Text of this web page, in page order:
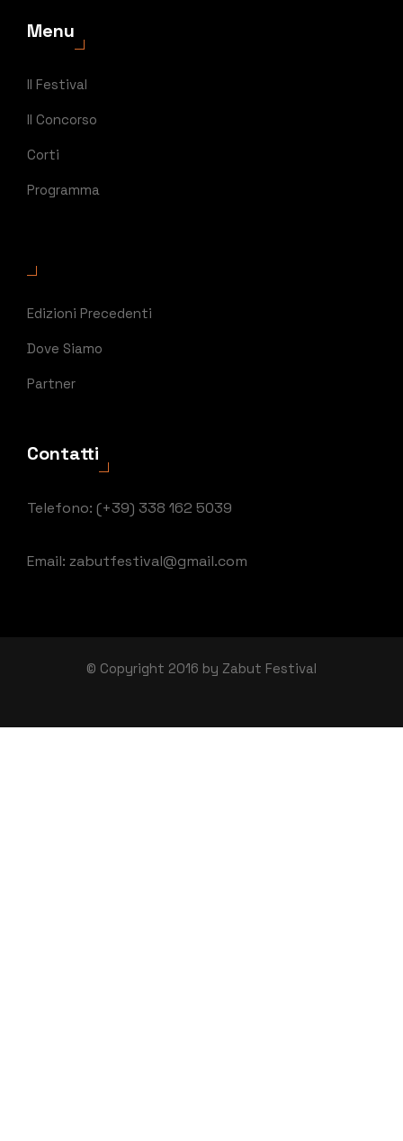
Menu
Il Festival
Il Concorso
Corti
Programma
Edizioni Precedenti
Dove Siamo
Partner
Contatti
Telefono: (+39) 338 162 5039
Email: zabutfestival@gmail.com
© Copyright 2016 by Zabut Festival